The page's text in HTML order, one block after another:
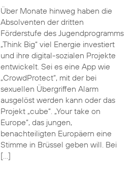
Über Monate hinweg haben die
Absolventen der dritten
Förderstufe des Jugendprogramms
„Think Big“ viel Energie investiert
und ihre digital-sozialen Projekte
entwickelt. Sei es eine App wie
„CrowdProtect“, mit der bei
sexuellen Übergriffen Alarm
ausgelöst werden kann oder das
Projekt „cube“. „Your take on
Europe“, das jungen,
benachteiligten Europäern eine
Stimme in Brüssel geben will. Bei
[…]